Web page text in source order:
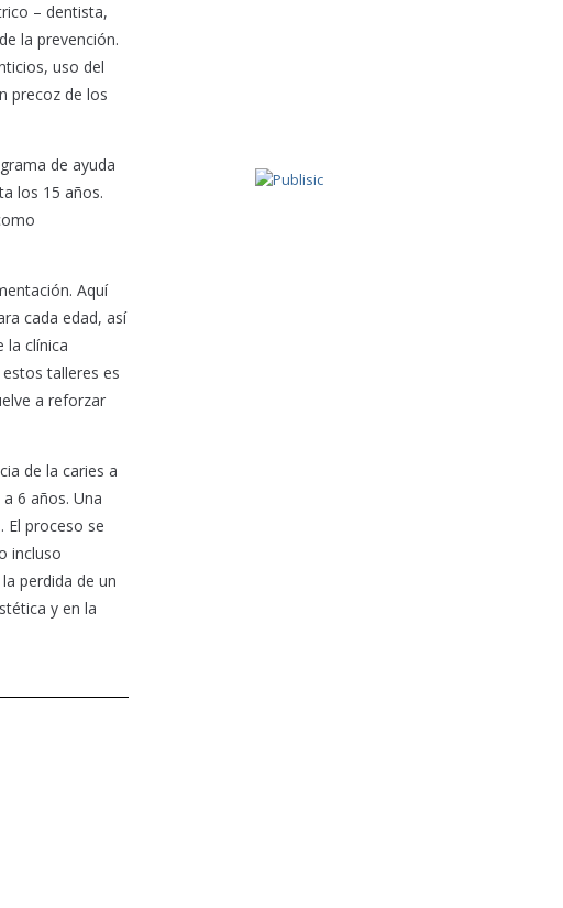
– dentista,
la prevención.
uso del
precoz de los
de ayuda
los 15 años.
Aquí
cada edad, así
la clínica
talleres es
a reforzar
de la caries a
6 años. Una
El proceso se
incluso
perdida de un
y en la